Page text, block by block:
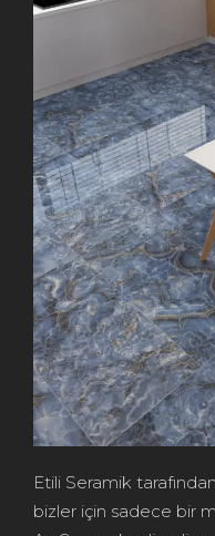
Etili Seramik
bizler için sadece bir